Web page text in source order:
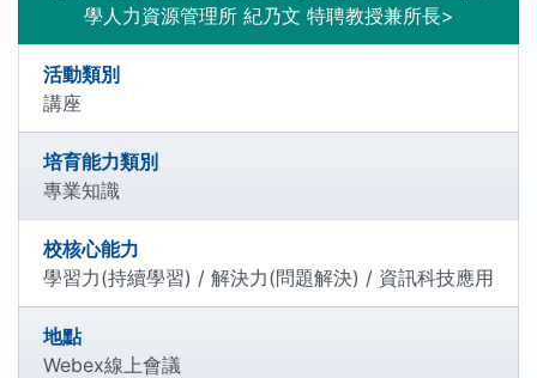
學人力資源管理所 紀乃文 特聘教授兼所長>
活動類別
講座
培育能力類別
專業知識
校核心能力
學習力(持續學習) / 解決力(問題解決) / 資訊科技應用
地點
Webex線上會議